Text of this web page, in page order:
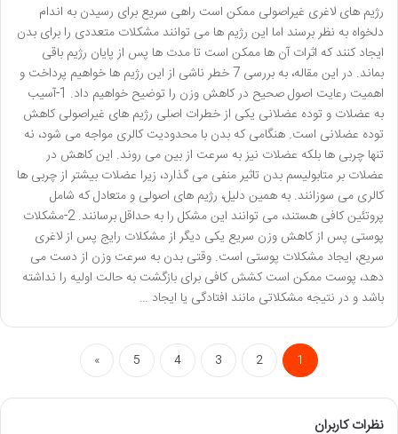
رژیم های لاغری غیراصولی ممکن است راهی سریع برای رسیدن به اندام
دلخواه به نظر برسند اما این رژیم ها می توانند مشکلات متعددی را برای بدن
ایجاد کنند که اثرات آن ها ممکن است تا مدت ها پس از پایان رژیم باقی
بماند. در این مقاله، به بررسی 7 خطر ناشی از این رژیم ها خواهیم پرداخت و
اهمیت رعایت اصول صحیح در کاهش وزن را توضیح خواهیم داد. 1-آسیب
به عضلات و توده عضلانی یکی از خطرات اصلی رژیم های غیراصولی کاهش
توده عضلانی است. هنگامی که بدن با محدودیت کالری مواجه می شود، نه
تنها چربی ها بلکه عضلات نیز به سرعت از بین می روند. این کاهش در
عضلات بر متابولیسم بدن تاثیر منفی می گذارد، زیرا عضلات بیشتر از چربی ها
کالری می سوزانند. به همین دلیل، رژیم های اصولی و متعادل که شامل
پروتئین کافی هستند، می توانند این مشکل را به حداقل برسانند. 2-مشکلات
پوستی پس از کاهش وزن سریع یکی دیگر از مشکلات رایج پس از لاغری
سریع، ایجاد مشکلات پوستی است. وقتی بدن به سرعت وزن از دست می
دهد، پوست ممکن است کشش کافی برای بازگشت به حالت اولیه را نداشته
باشد و در نتیجه مشکلاتی مانند افتادگی یا ایجاد …
1
2
3
4
5
»
نظرات کاربران